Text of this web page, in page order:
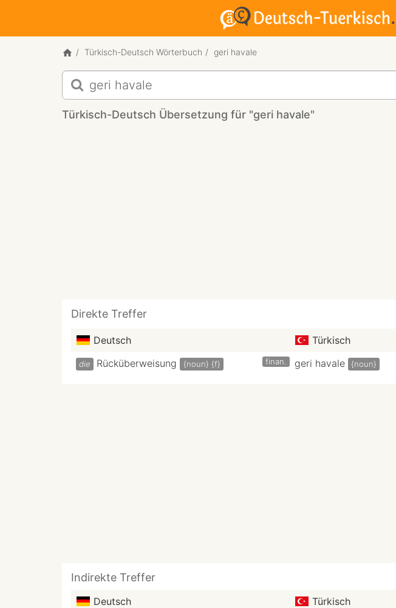
Türkisch-Deutsch Wörterbuch geri havale
Türkisch-
Deutsch
Übersetzung
für
Türkisch-Deutsch Übersetzung für "geri havale"
Direkte Treffer
Deutsch Türkisch
die Rücküberweisung {noun} {f} finan. geri havale {noun}
Indirekte Treffer
Deutsch Türkisch